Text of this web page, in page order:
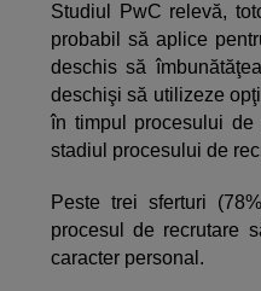
Studiul PwC relevă,
probabil să aplice
deschis să
deschişi să utilizeze
în timpul procesului
stadiul procesului de
Peste trei sferturi
procesul de recrutare
caracter personal.